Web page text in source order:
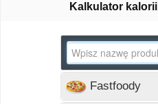
Kalkulator kalorii
Fastfoody